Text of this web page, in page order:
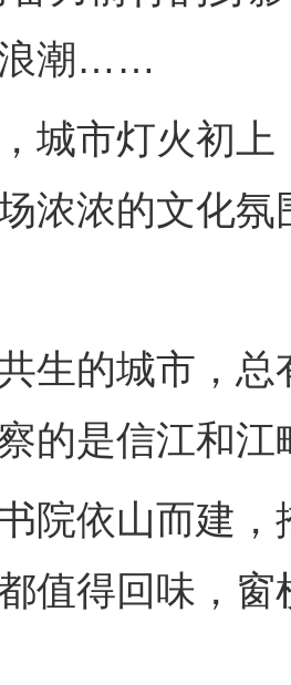
浪潮……
市灯火初上
浓浓的文化氛
的城市，总
的是信江和江
依山而建，
值得回味，